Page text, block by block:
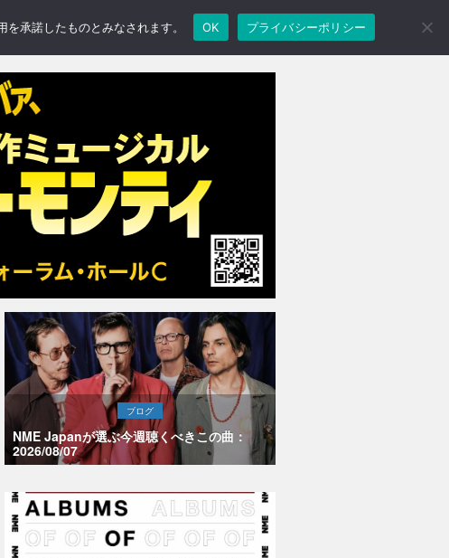
ブログ
NME Japanが選ぶ今週聴くべきこの曲：
2026/08/07
承諾したものとみなされます。 OK プライバシーポリシー